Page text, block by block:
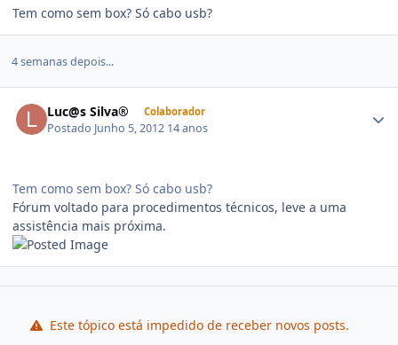
Tem como sem box? Só cabo usb?
4 semanas depois...
Luc@s Silva® Colaborador
Postado Junho 5, 2012 14 anos
Tem como sem box? Só cabo usb?
Fórum voltado para procedimentos técnicos, leve a uma
assistência mais próxima.
Este tópico está impedido de receber novos posts.